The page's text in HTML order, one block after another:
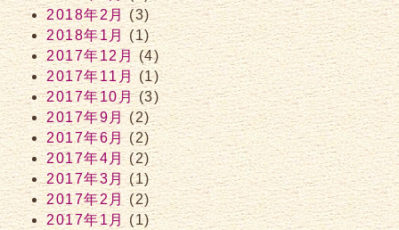
2018年2月(3)
2018年1月(1)
2017年12月(4)
2017年11月(1)
2017年10月(3)
2017年9月(2)
2017年6月(2)
2017年4月(2)
2017年3月(1)
2017年2月(2)
2017年1月(1)